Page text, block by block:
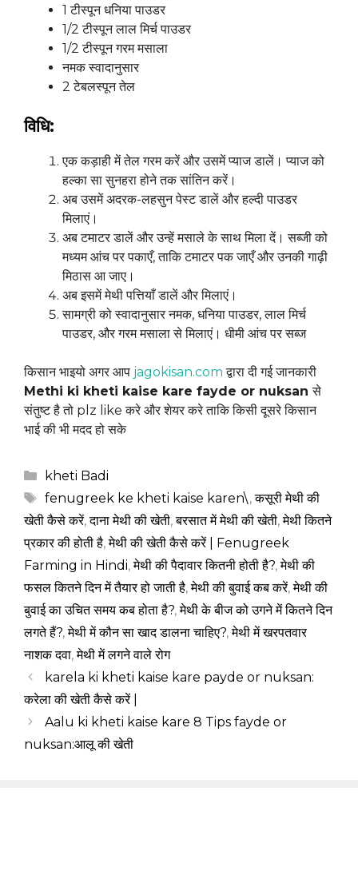
1 टीस्पून धनिया पाउडर
1/2 टीस्पून लाल मिर्च पाउडर
1/2 टीस्पून गरम मसाला
नमक स्वादानुसार
2 टेबलस्पून तेल
विधि:
एक कड़ाही में तेल गरम करें और उसमें प्याज डालें। प्याज को
हल्का सा सुनहरा होने तक सांतिन करें।
अब उसमें अदरक-लहसुन पेस्ट डालें और हल्दी पाउडर
मिलाएं।
अब टमाटर डालें और उन्हें मसाले के साथ मिला दें। सब्जी को
मध्यम आंच पर पकाएँ, ताकि टमाटर पक जाएँ और उनकी गाढ़ी
मिठास आ जाए।
अब इसमें मेथी पत्तियाँ डालें और मिलाएं।
सामग्री को स्वादानुसार नमक, धनिया पाउडर, लाल मिर्च
पाउडर, और गरम मसाला से मिलाएं। धीमी आंच पर सब्ज
किसान भाइयो अगर आप jagokisan.com द्वारा दी गई जानकारी
Methi ki kheti kaise kare fayde or nuksanसे
संतुष्ट है तो plz like करे और शेयर करे ताकि किसी दूसरे किसान
भाई की भी मदद हो सके
Categories
kheti Badi
Tags
fenugreek ke kheti kaise karen\,कसूरी मेथी की
खेती कैसे करें,दाना मेथी की खेती,बरसात में मेथी की खेती,मेथी कितने
प्रकार की होती है,मेथी की खेती कैसे करें | Fenugreek
Farming in Hindi,मेथी की पैदावार कितनी होती है?,मेथी की
फसल कितने दिन में तैयार हो जाती है,मेथी की बुवाई कब करें,मेथी की
बुवाई का उचित समय कब होता है?,मेथी के बीज को उगने में कितने दिन
लगते हैं?,मेथी में कौन सा खाद डालना चाहिए?,मेथी में खरपतवार
नाशक दवा,मेथी में लगने वाले रोग
karela ki kheti kaise kare payde or nuksan:
करेला की खेती कैसे करें |
Aalu ki kheti kaise kare 8 Tips fayde or
nuksan:आलू की खेती